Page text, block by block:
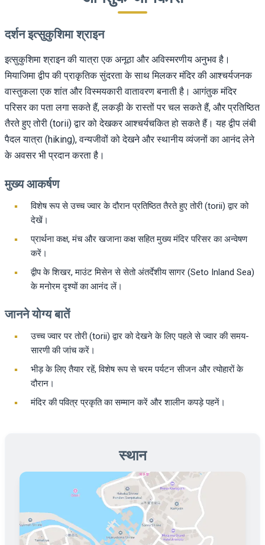
दर्शन इत्सुकुशिमा श्राइन
इत्सुकुशिमा श्राइन की यात्रा एक अनूठा और अविस्मरणीय अनुभव है।
मियाजिमा द्वीप की प्राकृतिक सुंदरता के साथ मिलकर मंदिर की आश्चर्यजनक
वास्तुकला एक शांत और विस्मयकारी वातावरण बनाती है। आगंतुक मंदिर
परिसर का पता लगा सकते हैं, लकड़ी के रास्तों पर चल सकते हैं, और प्रतिष्ठित
तैरते हुए तोरी (torii) द्वार को देखकर आश्चर्यचकित हो सकते हैं। यह द्वीप लंबी
पैदल यात्रा (hiking), वन्यजीवों को देखने और स्थानीय व्यंजनों का आनंद लेने
के अवसर भी प्रदान करता है।
मुख्य आकर्षण
विशेष रूप से उच्च ज्वार के दौरान प्रतिष्ठित तैरते हुए तोरी (torii) द्वार को
देखें।
प्रार्थना कक्ष, मंच और खजाना कक्ष सहित मुख्य मंदिर परिसर का अन्वेषण
करें।
द्वीप के शिखर, माउंट मिसेन से सेतो अंतर्देशीय सागर (Seto Inland Sea)
के मनोरम दृश्यों का आनंद लें।
जानने योग्य बातें
उच्च ज्वार पर तोरी (torii) द्वार को देखने के लिए पहले से ज्वार की समय-
सारणी की जांच करें।
भीड़ के लिए तैयार रहें, विशेष रूप से चरम पर्यटन सीजन और त्योहारों के
दौरान।
मंदिर की पवित्र प्रकृति का सम्मान करें और शालीन कपड़े पहनें।
स्थान